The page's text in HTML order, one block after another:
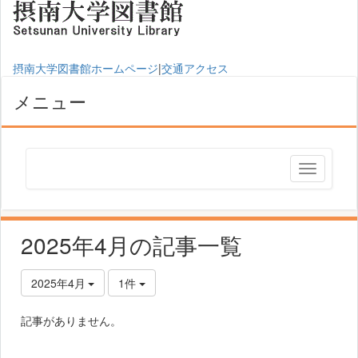
摂南大学図書館ホームページ|交通アクセス
メニュー
2025年4月の記事一覧
2025年4月 1件
記事がありません。